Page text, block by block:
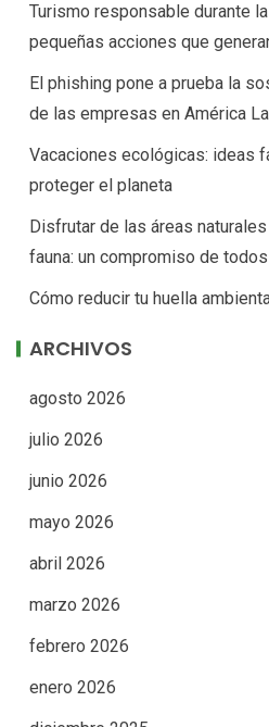
Turismo responsable durante
pequeñas acciones que
El phishing pone a prueba la
de las empresas en América
Vacaciones ecológicas: ideas
proteger el planeta
Disfrutar de las áreas
fauna: un compromiso de todos
Cómo reducir tu huella
ARCHIVOS
agosto 2026
julio 2026
junio 2026
mayo 2026
abril 2026
marzo 2026
febrero 2026
enero 2026